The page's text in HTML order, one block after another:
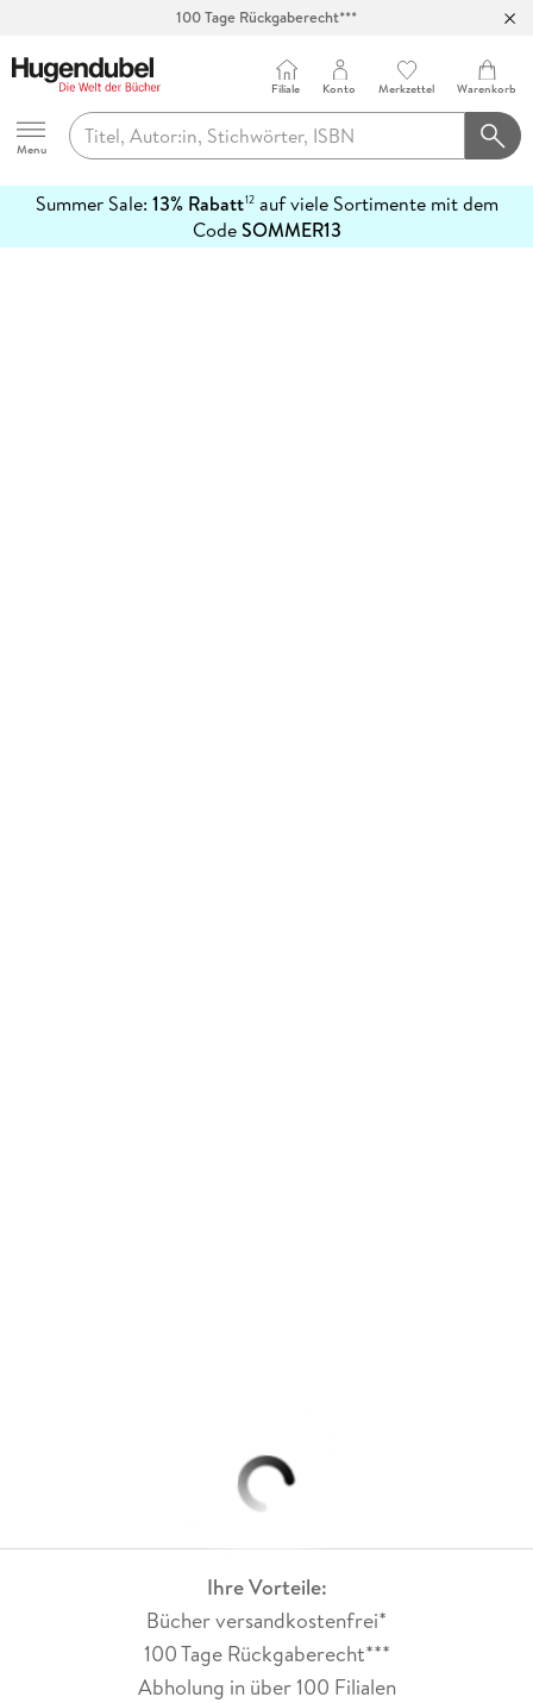
100 Tage Rückgaberecht***
Hugendubel
Menu
Filiale Konto Merkzettel Warenkorb
Summer Sale: 13% Rabatt12auf viele Sortimente mit dem
CodeSOMMER13
erfahren
Ihre Vorteile:
Bücher versandkostenfrei*
100 Tage Rückgaberecht***
Abholung in über 100 Filialen